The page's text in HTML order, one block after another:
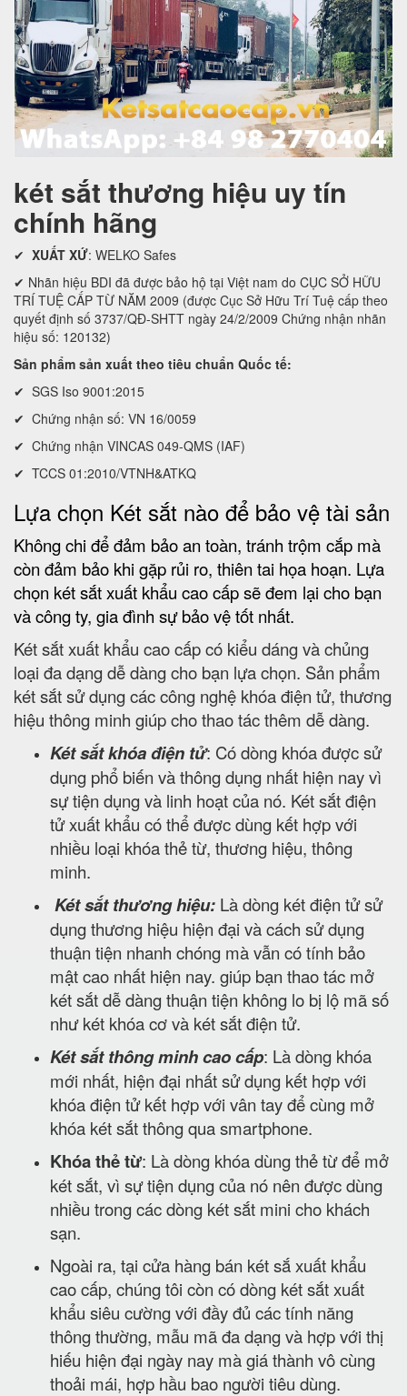
két sắt thương hiệu uy tín
chính hãng
✔ XUẤT XỨ: WELKO Safes
✔ Nhãn hiệu BDI đã được bảo hộ tại Việt nam do CỤC SỞ HỮU
TRÍ TUỆ CẤP TỪ NĂM 2009 (được Cục Sở Hữu Trí Tuệ cấp theo
quyết định số 3737/QĐ-SHTT ngày 24/2/2009 Chứng nhận nhãn
hiệu số: 120132)
Sản phẩm sản xuất theo tiêu chuẩn Quốc tế:
✔ SGS Iso 9001:2015
✔ Chứng nhận số: VN 16/0059
✔ Chứng nhận VINCAS 049-QMS (IAF)
✔ TCCS 01:2010/VTNH&ATKQ
Lựa chọn Két sắt nào để bảo vệ tài sản
Không chi để đảm bảo an toàn, tránh trộm cắp mà
còn đảm bảo khi gặp rủi ro, thiên tai họa hoạn. Lựa
chọn két sắt xuất khẩu cao cấp sẽ đem lại cho bạn
và công ty, gia đình sự bảo vệ tốt nhất.
Két sắt xuất khẩu cao cấp có kiểu dáng và chủng
loại đa dạng dễ dàng cho bạn lựa chọn. Sản phẩm
két sắt sử dụng các công nghệ khóa điện tử, thương
hiệu thông minh giúp cho thao tác thêm dễ dàng.
Két sắt khóa điện tử: Có dòng khóa được sử
dụng phổ biến và thông dụng nhất hiện nay vì
sự tiện dụng và linh hoạt của nó. Két sắt điện
tử xuất khẩu có thể được dùng kết hợp với
nhiều loại khóa thẻ từ, thương hiệu, thông
minh.
Két sắt thương hiệu: Là dòng két điện tử sử
dụng thương hiệu hiện đại và cách sử dụng
thuận tiện nhanh chóng mà vẫn có tính bảo
mật cao nhất hiện nay. giúp bạn thao tác mở
két sắt dễ dàng thuận tiện không lo bị lộ mã số
như két khóa cơ và két sắt điện tử.
Két sắt thông minh cao cấp: Là dòng khóa
mới nhất, hiện đại nhất sử dụng kết hợp với
khóa điện tử kết hợp với vân tay để cùng mở
khóa két sắt thông qua smartphone.
Khóa thẻ từ: Là dòng khóa dùng thẻ từ để mở
két sắt, vì sự tiện dụng của nó nên được dùng
nhiều trong các dòng két sắt mini cho khách
sạn.
Ngoài ra, tại cửa hàng bán két sắ xuất khẩu
cao cấp, chúng tôi còn có dòng két sắt xuất
khẩu siêu cường với đầy đủ các tính năng
thông thường, mẫu mã đa dạng và hợp với thị
hiếu hiện đại ngày nay mà giá thành vô cùng
thoải mái, hợp hầu bao người tiêu dùng.